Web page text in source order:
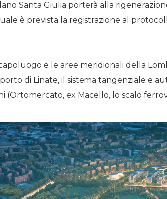
Santa Giulia porterà alla
è prevista la registrazione al
e le aree meridionali della
di Linate, il sistema tangenziale e
(Ortomercato, ex Macello, lo scalo